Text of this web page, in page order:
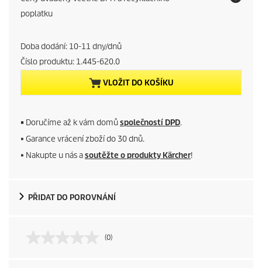
r
r
e
n
t
p
r
o
poplatku
Doba dodání: 10-11 dny/dnů
Číslo produktu: 1.445-620.0
VLOŽIT DO KOŠÍKU
■ Doručíme až k vám domůspolečností DPD.
■ Garance vrácení zboží do 30 dnů.
■ Nakupte u nás asoutěžte o produkty Kärcher!
PŘIDAT DO POROVNÁNÍ
(0)